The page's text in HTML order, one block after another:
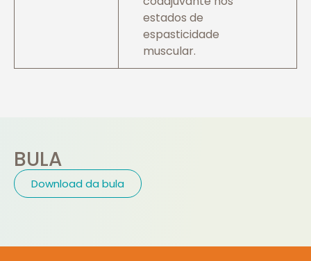
estados de
espasticidade
muscular.
BULA
Download da bula